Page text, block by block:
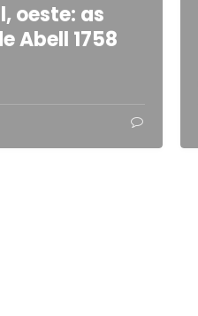
oeste: as
Abell 1758